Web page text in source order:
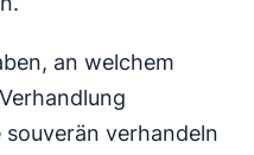
an welchem
verhandeln